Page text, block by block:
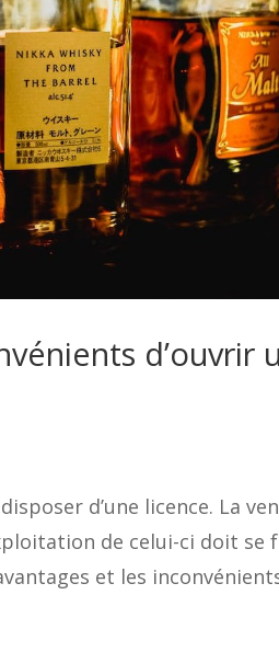
d’ouvrir
d’une licence. La
de celui-ci doit se
et les